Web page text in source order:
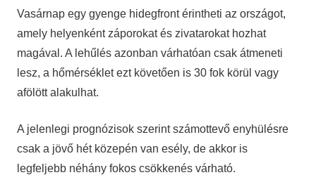
Vasárnap egy gyenge hidegfront érintheti az országot,
amely helyenként záporokat és zivatarokat hozhat
magával. A lehűlés azonban várhatóan csak átmeneti
lesz, a hőmérséklet ezt követően is 30 fok körül vagy
afölött alakulhat.
A jelenlegi prognózisok szerint számottevő enyhülésre
csak a jövő hét közepén van esély, de akkor is
legfeljebb néhány fokos csökkenés várható.